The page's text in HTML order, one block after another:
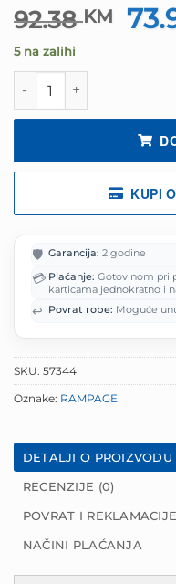
92.38KM
5 na zalihi
Slušalice sa
KUPI
🛡️ Garancija: 2 godine
💳 Plaćanje: Gotovinom pri
karticama jednokratno i
↩️ Povrat robe: Moguće
SKU: 57344
Oznake: RAMPAGE
DETALJI O PROIZVODU
RECENZIJE (0)
POVRAT I REKLAMACIJE
NAČINI PLAĆANJA